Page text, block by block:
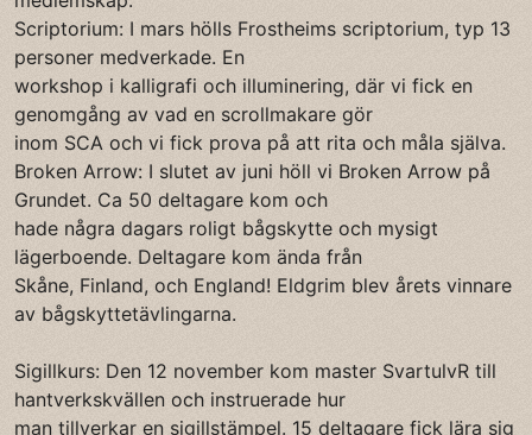
Scriptorium: I mars hölls Frostheims scriptorium, typ 13
personer medverkade. En
workshop i kalligrafi och illuminering, där vi fick en
genomgång av vad en scrollmakare gör
inom SCA och vi fick prova på att rita och måla själva.
Broken Arrow: I slutet av juni höll vi Broken Arrow på
Grundet. Ca 50 deltagare kom och
hade några dagars roligt bågskytte och mysigt
lägerboende. Deltagare kom ända från
Skåne, Finland, och England! Eldgrim blev årets vinnare
av bågskyttetävlingarna.
Sigillkurs: Den 12 november kom master SvartulvR till
hantverkskvällen och instruerade hur
man tillverkar en sigillstämpel. 15 deltagare fick lära sig